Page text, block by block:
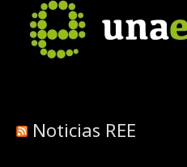
Noticias REE